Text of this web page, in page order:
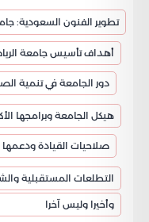
تطوير الفنون السعودية:
أهداف تأسيس جامعة
دور الجامعة في تنمية
هيكل الجامعة وبرامجها
صلاحيات القيادة ودعمها
التطلعات المستقبلية
وأخيرا وليس آخرا